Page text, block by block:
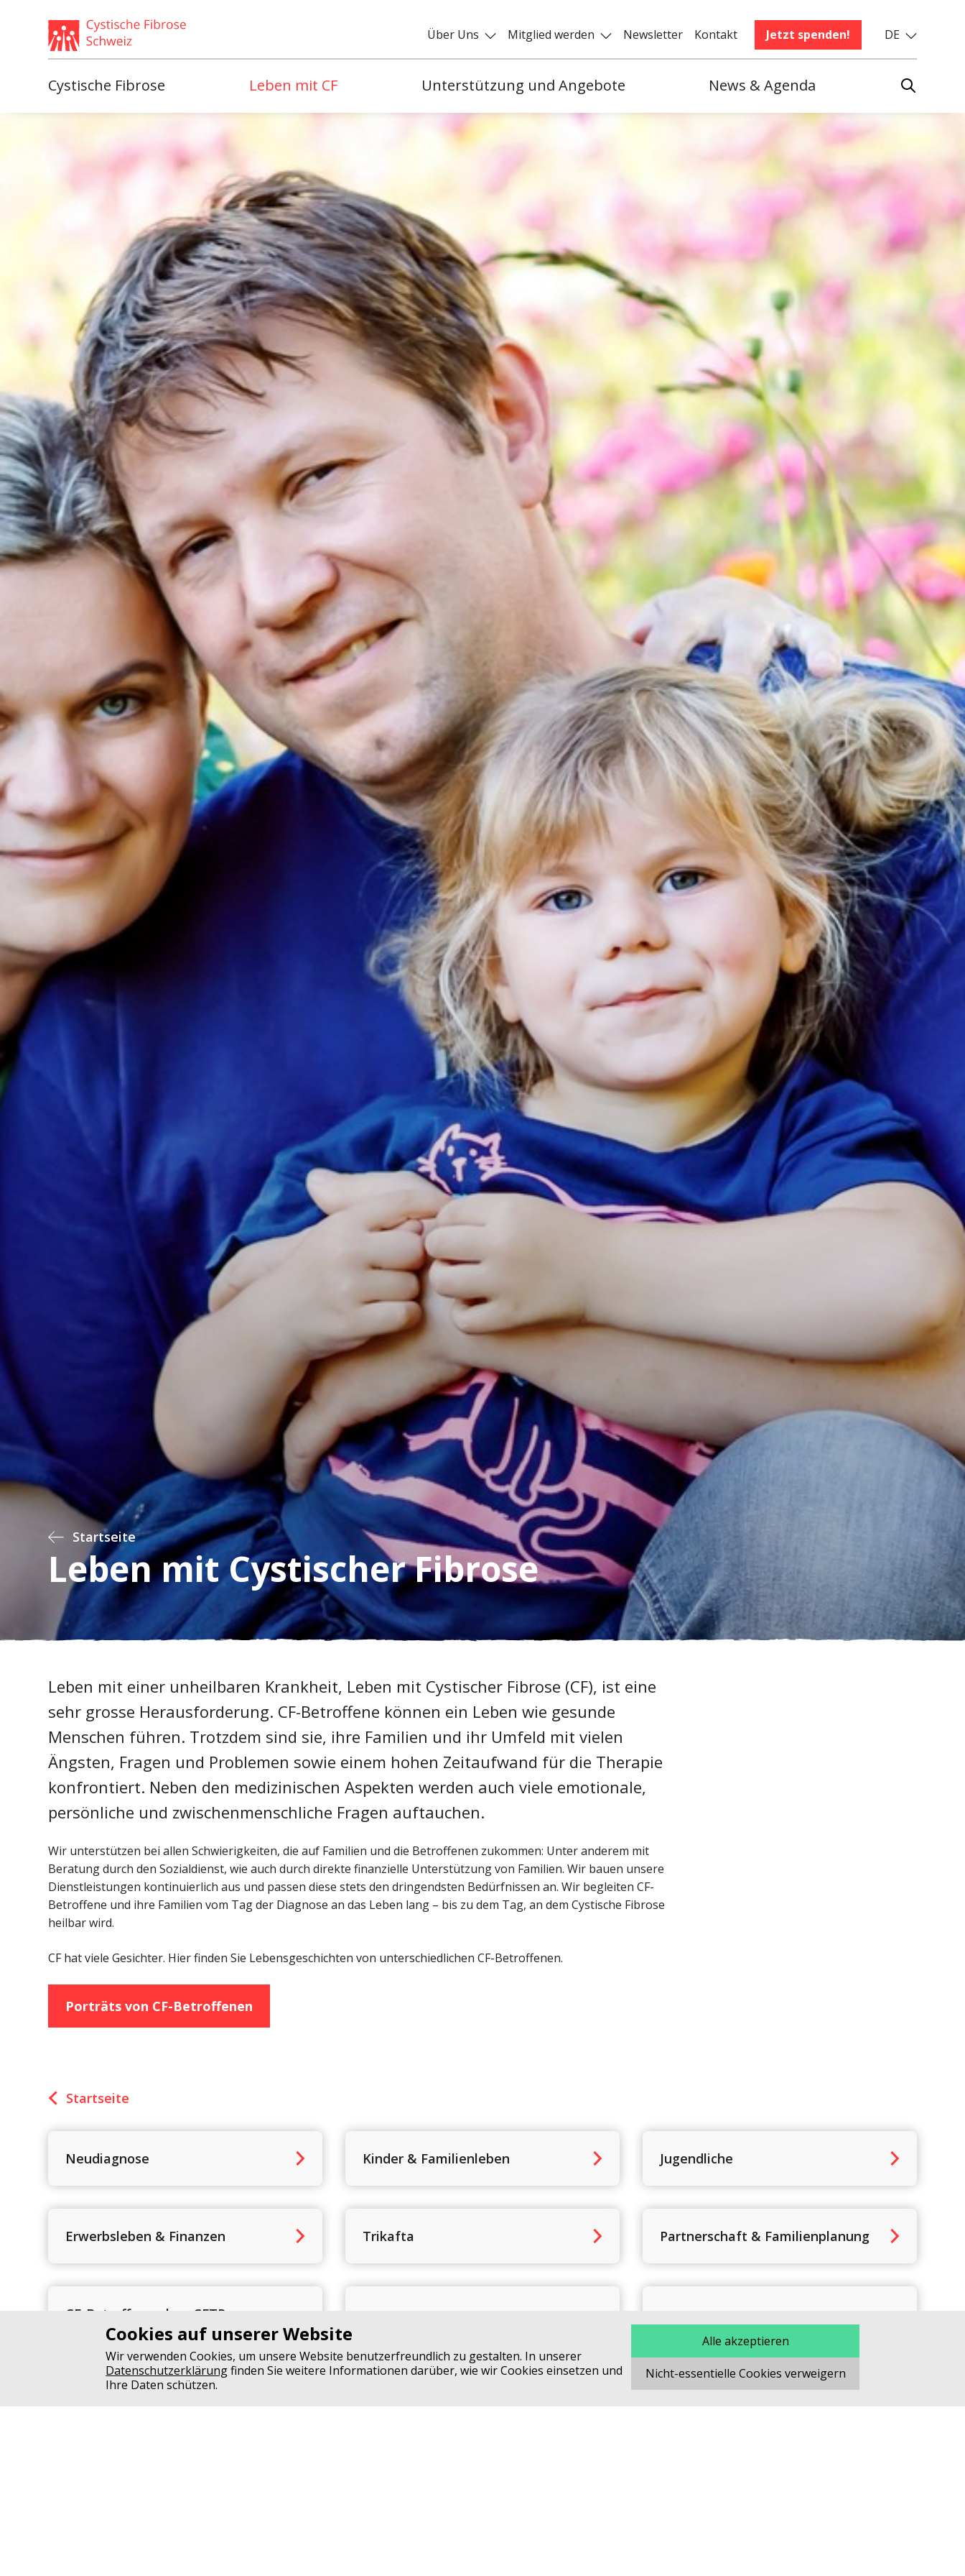
Über Uns Mitglied werden Newsletter Kontakt Jetzt spenden! DE
Cystische Fibrose Leben mit CF Unterstützung und Angebote News & Agenda
Startseite
Leben mit Cystischer Fibrose
Leben mit einer unheilbaren Krankheit, Leben mit Cystischer Fibrose (CF), ist eine
sehr grosse Herausforderung. CF-Betroffene können ein Leben wie gesunde
Menschen führen. Trotzdem sind sie, ihre Familien und ihr Umfeld mit vielen
Ängsten, Fragen und Problemen sowie einem hohen Zeitaufwand für die Therapie
konfrontiert. Neben den medizinischen Aspekten werden auch viele emotionale,
persönliche und zwischenmenschliche Fragen auftauchen.
Wir unterstützen bei allen Schwierigkeiten, die auf Familien und die Betroffenen zukommen: Unter anderem mit
Beratung durch den Sozialdienst, wie auch durch direkte finanzielle Unterstützung von Familien. Wir bauen unsere
Dienstleistungen kontinuierlich aus und passen diese stets den dringendsten Bedürfnissen an. Wir begleiten CF-
Betroffene und ihre Familien vom Tag der Diagnose an das Leben lang – bis zu dem Tag, an dem Cystische Fibrose
heilbar wird.
CF hat viele Gesichter. Hier finden Sie Lebensgeschichten von unterschiedlichen CF-Betroffenen.
Porträts von CF-Betroffenen
Startseite
Neudiagnose Kinder & Familienleben Jugendliche
Erwerbsleben & Finanzen Trikafta Partnerschaft & Familienplanung
CF-Betroffene ohne CFTR-
Modulatoren
Cystische Fibrose & COVID-19
Cookies auf unserer Website
Wir verwenden Cookies, um unsere Website benutzerfreundlich zu gestalten. In unserer
Datenschutzerklärungfinden Sie weitere Informationen darüber, wie wir Cookies einsetzen und
Ihre Daten schützen.
Alle akzeptieren
Nicht-essentielle Cookies verweigern